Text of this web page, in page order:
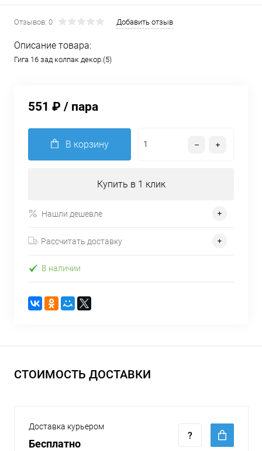
Отзывов: 0 Добавить отзыв
Описание товара:
Гига 16 зад колпак декор.(5)
551 ₽ / пара
В корзину
Купить в 1 клик
Нашли дешевле
Рассчитать доставку
В наличии
СТОИМОСТЬ ДОСТАВКИ
Доставка курьером
Бесплатно